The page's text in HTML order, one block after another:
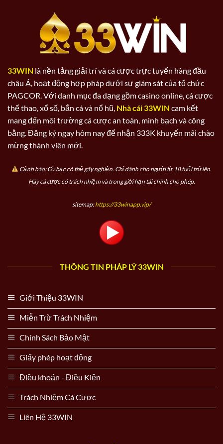
33WIN là nền tảng giải trí và cá cược trực tuyến hàng đầu
châu Á, hoạt động hợp pháp dưới sự giám sát của tổ chức
PAGCOR. Với danh mục đa dạng gồm casino online, cá cược
thể thao, xổ số, bắn cá và nổ hũ, Nhà cái 33WIN cam kết
mang đến môi trường cá cược an toàn, minh bạch và công
bằng. Đăng ký ngay hôm nay để nhận 333K khuyến mãi chào
mừng thành viên mới.
Cảnh báo: Cờ bạc có thể gây nghiện. Chỉ dành cho người từ 18 tuổi trở lên.
Hãy cá cược có trách nhiệm và trong giới hạn tài chính cho phép.
sitemap:https://33winapp.vip/
THÔNG TIN PHÁP LÝ 33WIN
Giới Thiệu 33WIN
Miễn Trừ Trách Nhiệm
Chính Sách Bảo Mật
Giấy phép hoạt động
Điều khoản - Điều Kiện
Trách Nhiệm Cá Cược
Liên Hệ 33WIN